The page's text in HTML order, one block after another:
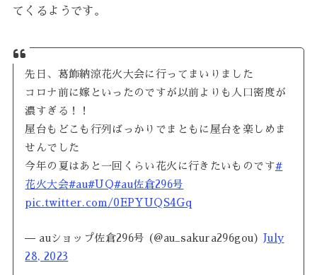
てくるようです。
先日、葛飾納涼花火大会に行ってまいりました
コロナ前に嫁といったのですが以前よりも人口密度が
濃すぎる！！
屋台もどこも行列ばっかりでまともに屋台を楽しめま
せんでした
今年の夏はあと一回くらい花火に行きたいものです#
花火大会#au#UQ#au佐倉296号
pic.twitter.com/0EPYUQS4Gq
— auショップ佐倉296号 (@au_sakura296gou) July
28, 2023